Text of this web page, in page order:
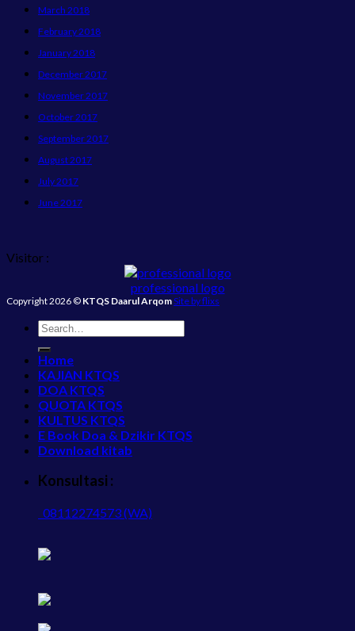
March 2018
February 2018
January 2018
December 2017
November 2017
October 2017
September 2017
August 2017
July 2017
June 2017
Visitor :
professional logo
Copyright 2026 © KTQS Daarul ArqomSite by flixs
Home
KAJIAN KTQS
DOA KTQS
QUOTA KTQS
KULTUS KTQS
E Book Doa & Dzikir KTQS
Download kitab
Konsultasi :
08112274573 (WA)